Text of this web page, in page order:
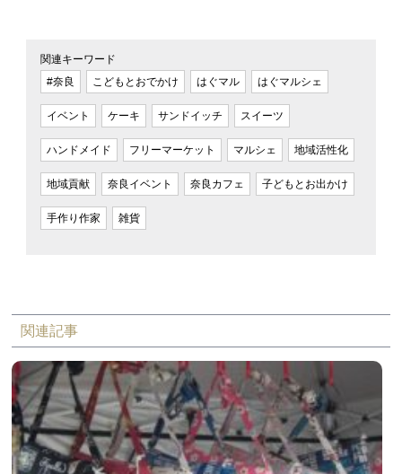
関連キーワード
#奈良
こどもとおでかけ はぐマル はぐマルシェ
イベント ケーキ サンドイッチ スイーツ
ハンドメイド フリーマーケット マルシェ 地域活性化
地域貢献 奈良イベント 奈良カフェ 子どもとお出かけ
手作り作家 雑貨
関連記事